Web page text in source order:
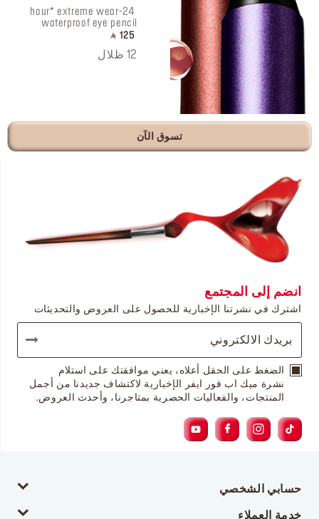
waterproof eye pencil
‎ ⃁ 125 ‎
12 ظلال
تسوق الآن
انضم إلى المجتمع
اشترك في نشرتنا الإخبارية للحصول على العروض والتحديثات
الضغط على الحقل أعلاه، يعني موافقتك على استلام
نشرة ميك اب فور ايفر الإخبارية لاكتشاف جديدنا من أجمل
المنتجات، والفعاليات الحصرية بمتاجرنا، وأحدث العروض.
حسابي الشخصي
خدمة العملاء